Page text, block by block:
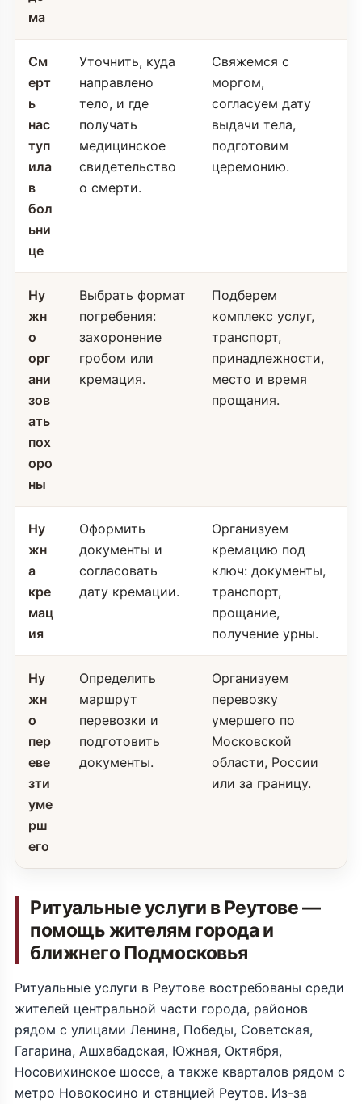
ма
См
ерт
ь
нас
туп
ила
в
бол
ьни
це
Уточнить, куда
направлено
тело, и где
получать
медицинское
свидетельство
о смерти.
Свяжемся с
моргом,
согласуем дату
выдачи тела,
подготовим
церемонию.
Ну
жн
о
орг
ани
зов
ать
пох
оро
ны
Выбрать формат
погребения:
захоронение
гробом или
кремация.
Подберем
комплекс услуг,
транспорт,
принадлежности,
место и время
прощания.
Ну
жн
а
кре
мац
ия
Оформить
документы и
согласовать
дату кремации.
Организуем
кремацию под
ключ: документы,
транспорт,
прощание,
получение урны.
Ну
жн
о
пер
еве
зти
уме
рш
его
Определить
маршрут
перевозки и
подготовить
документы.
Организуем
перевозку
умершего по
Московской
области, России
или за границу.
Ритуальные услуги в Реутове —
помощь жителям города и
ближнего Подмосковья
Ритуальные услуги в Реутове востребованы среди
жителей центральной части города, районов
рядом с улицами Ленина, Победы, Советская,
Гагарина, Ашхабадская, Южная, Октября,
Носовихинское шоссе, а также кварталов рядом с
метро Новокосино и станцией Реутов. Из-за